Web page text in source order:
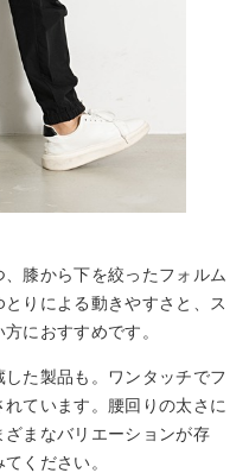
膝から下を絞ったフォルム
りによる動きやすさと、ス
におすすめです。
た製品も。ワンタッチでフ
ています。腰回りの太さに
まなバリエーションが存
ください。